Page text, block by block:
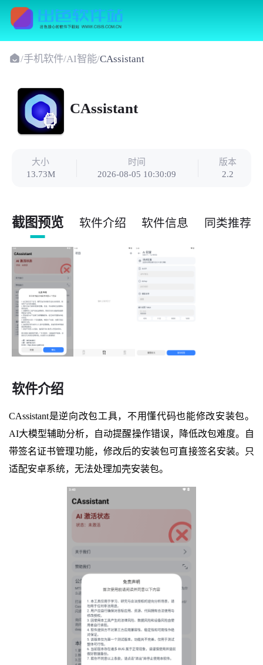
/手机软件/AI智能/CAssistant
CAssistant
大小
13.73M
时间
2026-08-05 10:30:09
版本
2.2
截图预览 软件介绍 软件信息 同类推荐
软件介绍
CAssistant是逆向改包工具，不用懂代码也能修改安装包。
AI大模型辅助分析，自动提醒操作错误，降低改包难度。自
带签名证书管理功能，修改后的安装包可直接签名安装。只
适配安卓系统，无法处理加壳安装包。